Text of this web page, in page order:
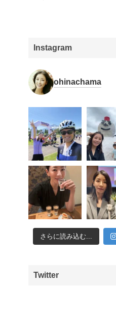
Instagram
ohinachama
さらに読み込む...
Twitter